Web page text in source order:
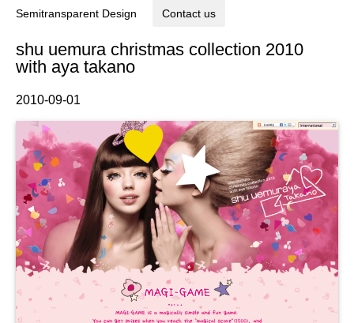
Semitransparent Design Contact us
shu uemura christmas collection 2010
with aya takano
2010-09-01